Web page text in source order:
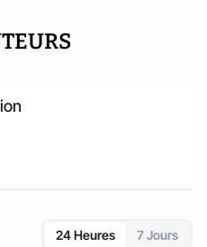
24 Heures 7 Jours